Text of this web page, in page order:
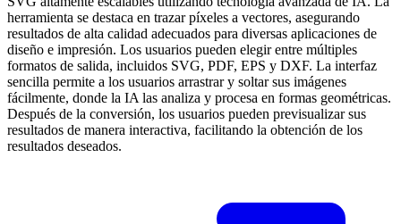
herramienta se destaca en trazar píxeles a vectores, asegurando
resultados de alta calidad adecuados para diversas aplicaciones de
diseño e impresión. Los usuarios pueden elegir entre múltiples
formatos de salida, incluidos SVG, PDF, EPS y DXF. La interfaz
sencilla permite a los usuarios arrastrar y soltar sus imágenes
fácilmente, donde la IA las analiza y procesa en formas geométricas.
Después de la conversión, los usuarios pueden previsualizar sus
resultados de manera interactiva, facilitando la obtención de los
resultados deseados.